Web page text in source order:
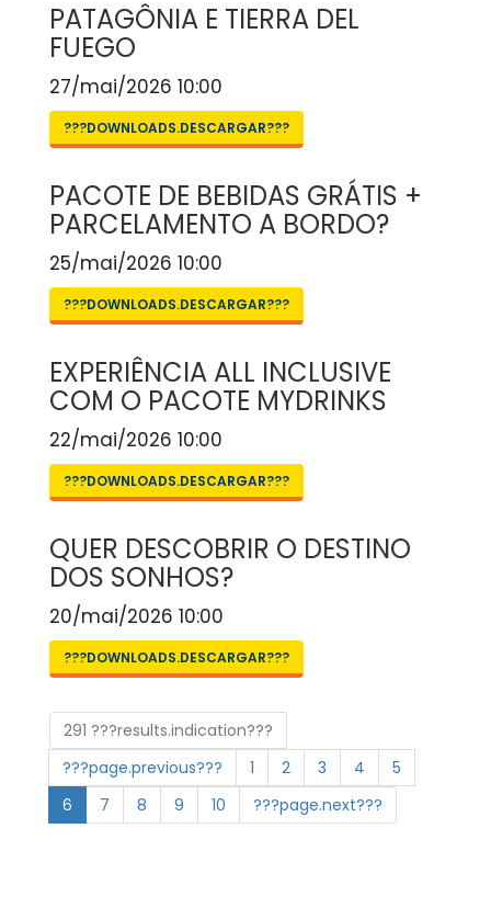
PATAGÔNIA E TIERRA DEL
FUEGO
27/mai/2026 10:00
???DOWNLOADS.DESCARGAR???
PACOTE DE BEBIDAS GRÁTIS +
PARCELAMENTO A BORDO?
25/mai/2026 10:00
???DOWNLOADS.DESCARGAR???
EXPERIÊNCIA ALL INCLUSIVE
COM O PACOTE MYDRINKS
22/mai/2026 10:00
???DOWNLOADS.DESCARGAR???
QUER DESCOBRIR O DESTINO
DOS SONHOS?
20/mai/2026 10:00
???DOWNLOADS.DESCARGAR???
291 ???results.indication???
???page.previous???
1 2 3 4
5
6
7 8 9 10 ???page.next???